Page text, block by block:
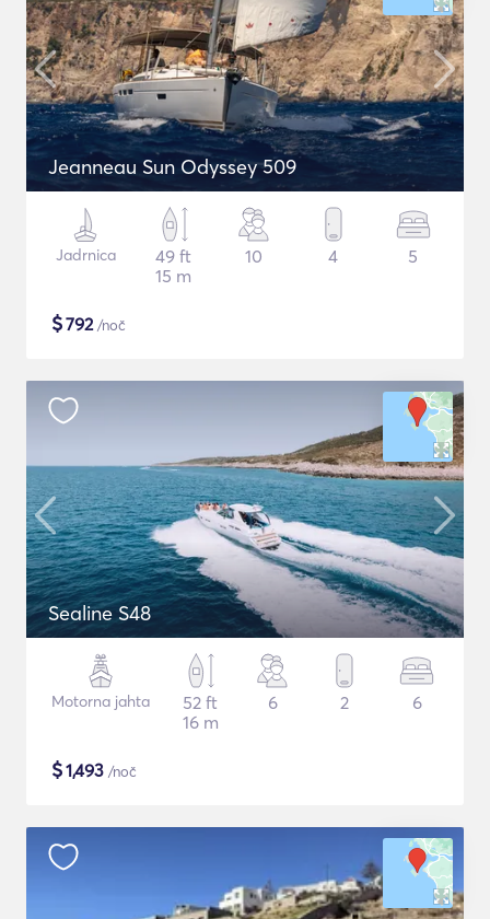
Jeanneau Sun Odyssey 509
Jadrnica
49 ft
15 m
10 4 5
$792/noč
Sealine S48
Motorna jahta
52 ft
16 m
6 2 6
$1,493 /noč